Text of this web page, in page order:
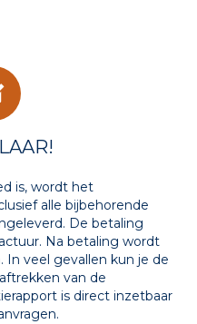
is, wordt het
alle bijbehorende
De betaling
Na betaling wordt
In veel gevallen kun je de
van de
is direct inzetbaar